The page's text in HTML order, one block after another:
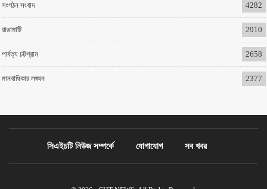
সংগঠন সংবাদ 4282
রাঙামাটি 2910
পার্বত্য চট্টগ্রাম 2658
মানবাধিকার লঙ্ঘন 2377
সিএইচটি নিউজ সম্পর্কে যোগাযোগ সব খবর